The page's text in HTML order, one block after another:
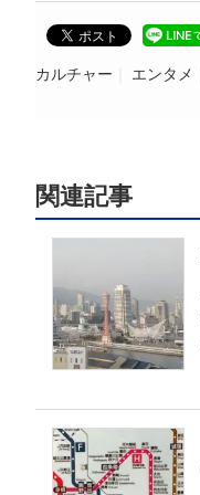
カルチャー エンタメ
関連記事